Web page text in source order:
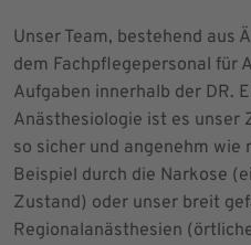
Unser Team, bestehend aus
dem Fachpflegepersonal für
Aufgaben innerhalb der DR.
Anästhesiologie ist es unser
so sicher und angenehm wie
Beispiel durch die Narkose
Zustand) oder unser breit
Regionalanästhesien